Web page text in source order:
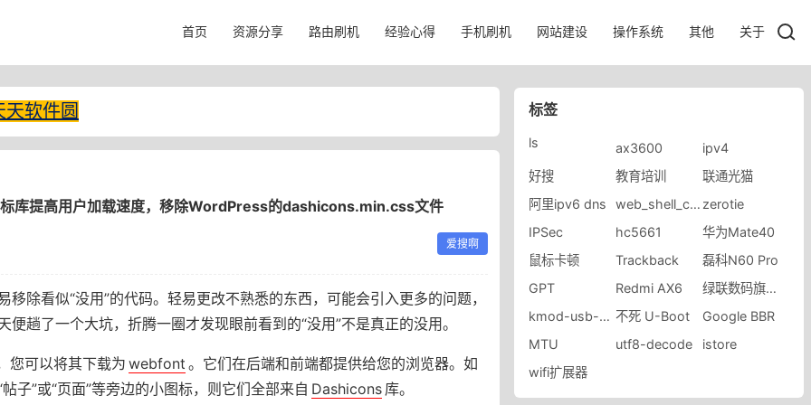
首页 资源分享 路由刷机 经验心得 手机刷机 网站建设 操作系统 其他 关于
天软件圆
库提高用户加载速度，移除WordPress的dashicons.min.css文件
爱搜啊
移除看似“没用”的代码。轻易更改不熟悉的东西，可能会引入更多的问题，
便趟了一个大坑，折腾一圈才发现眼前看到的“没用”不是真正的没用。
您可以将其下载为 webfont 。它们在后端和前端都提供给您的浏览器。如
子”或“页面”等旁边的小图标，则它们全部来自 Dashicons 库。
标签
ls ax3600
ipv4
好搜
教育培训
联通光猫
阿里ipv6 dns
web_shell_cmd.gch zerotie
IPSec
hc5661
华为Mate40
鼠标卡顿
Trackback
磊科N60 Pro
GPT
Redmi AX6
绿联数码旗舰店
kmod-usb-core 不死 U-Boot
Google BBR
MTU
utf8-decode
istore
wifi扩展器